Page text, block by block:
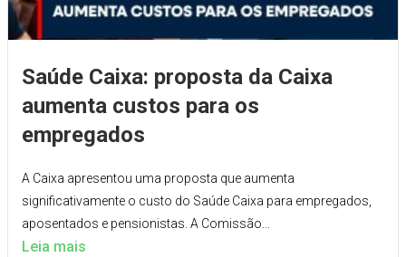
Saúde Caixa: proposta da Caixa
aumenta custos para os
empregados
A Caixa apresentou uma proposta que aumenta
significativamente o custo do Saúde Caixa para empregados,
aposentados e pensionistas. A Comissão...
Leia mais